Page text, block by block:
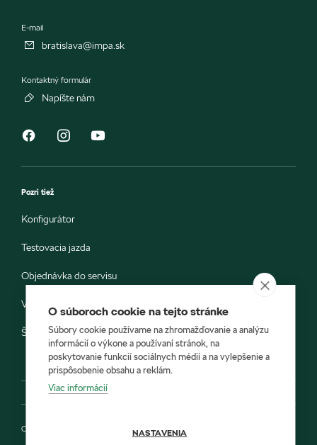
E-mail
bratislava@impa.sk
Kontaktný formulár
Napíšte nám
Pozri tiež
Konfigurátor
Testovacia jazda
Objednávka do servisu
Vozidlá ihneď k odberu
Škoda E-shop
Ochrana osobných údajov
O súboroch cookie na tejto stránke
Súbory cookie používame na zhromažďovanie a analýzu
informácií o výkone a používaní stránok, na
poskytovanie funkcií sociálnych médií a na vylepšenie a
prispôsobenie obsahu a reklám.
Viac informácií
NASTAVENIA